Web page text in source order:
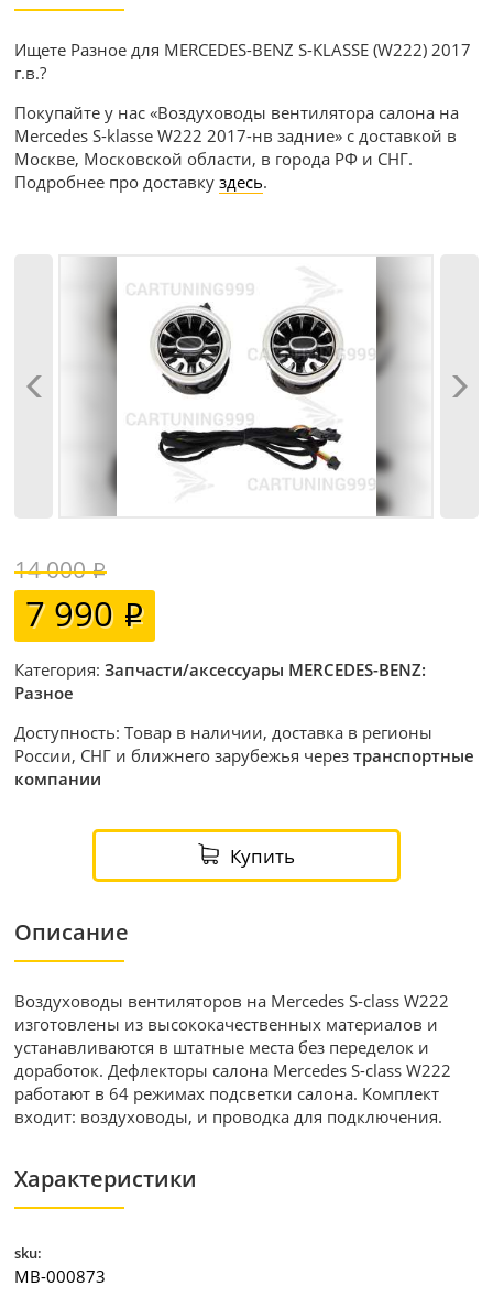
Ищете Разное для MERCEDES-BENZ S-KLASSE (W222) 2017
г.в.?
Покупайте у нас «Воздуховоды вентилятора салона на
Mercedes S-klasse W222 2017-нв задние» с доставкой в
Москве, Московской области, в города РФ и СНГ.
Подробнее про доставкуздесь.
14 000
7 990
Категория:Запчасти/аксессуары MERCEDES-BENZ:
Разное
Доступность: Товар в наличии, доставка в регионы
России, СНГ и ближнего зарубежья черезтранспортные
компании
Купить
Описание
Воздуховоды вентиляторов на Mercedes S-class W222
изготовлены из высококачественных материалов и
устанавливаются в штатные места без переделок и
доработок. Дефлекторы салона Mercedes S-class W222
работают в 64 режимах подсветки салона. Комплект
входит: воздуховоды, и проводка для подключения.
Характеристики
sku:
MB-000873